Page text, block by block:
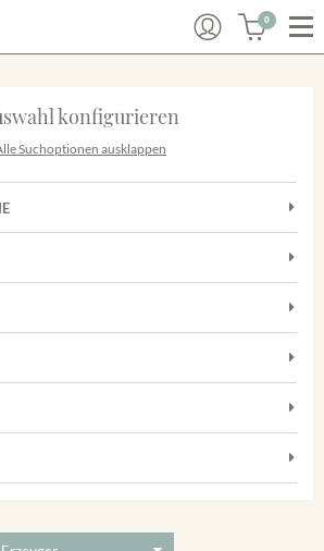
0
konfigurieren
Suchoptionen ausklappen
Winklen